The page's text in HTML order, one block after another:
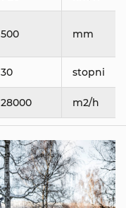
500 mm
30 stopni
28000 m2/h